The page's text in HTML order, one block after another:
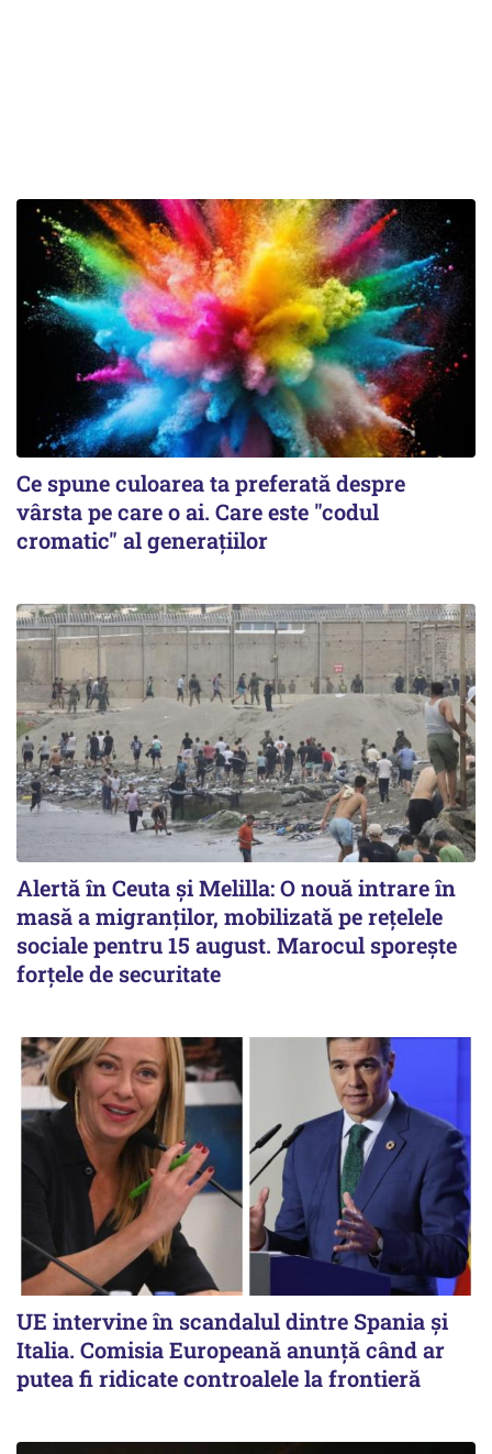
Ce spune culoarea ta preferată despre
vârsta pe care o ai. Care este "codul
cromatic" al generațiilor
Alertă în Ceuta și Melilla: O nouă intrare în
masă a migranților, mobilizată pe rețelele
sociale pentru 15 august. Marocul sporește
forțele de securitate
UE intervine în scandalul dintre Spania și
Italia. Comisia Europeană anunță când ar
putea fi ridicate controalele la frontieră